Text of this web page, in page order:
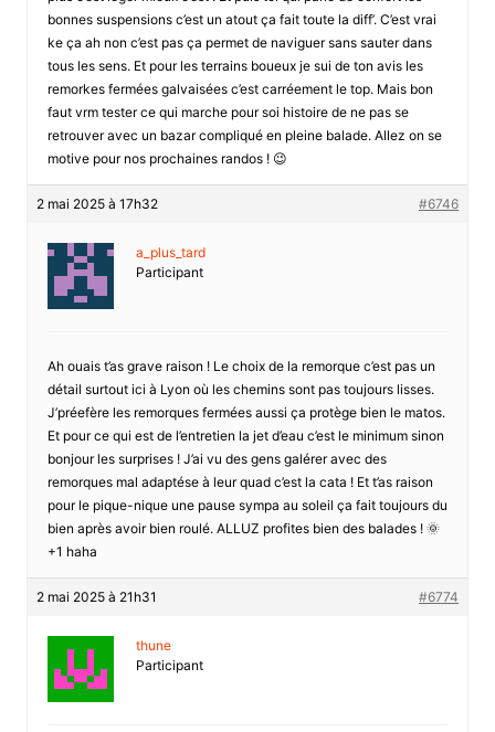
bonnes suspensions c’est un atout ça fait toute la diff’. C’est vrai
ke ça ah non c’est pas ça permet de naviguer sans sauter dans
tous les sens. Et pour les terrains boueux je sui de ton avis les
remorkes fermées galvaisées c’est carréement le top. Mais bon
faut vrm tester ce qui marche pour soi histoire de ne pas se
retrouver avec un bazar compliqué en pleine balade. Allez on se
motive pour nos prochaines randos ! 😉
2 mai 2025 à 17h32 #6746
a_plus_tard
Participant
Ah ouais t’as grave raison ! Le choix de la remorque c’est pas un
détail surtout ici à Lyon où les chemins sont pas toujours lisses.
J’préefère les remorques fermées aussi ça protège bien le matos.
Et pour ce qui est de l’entretien la jet d’eau c’est le minimum sinon
bonjour les surprises ! J’ai vu des gens galérer avec des
remorques mal adaptése à leur quad c’est la cata ! Et t’as raison
pour le pique-nique une pause sympa au soleil ça fait toujours du
bien après avoir bien roulé. ALLUZ profites bien des balades ! 🌞
+1 haha
2 mai 2025 à 21h31 #6774
thune
Participant